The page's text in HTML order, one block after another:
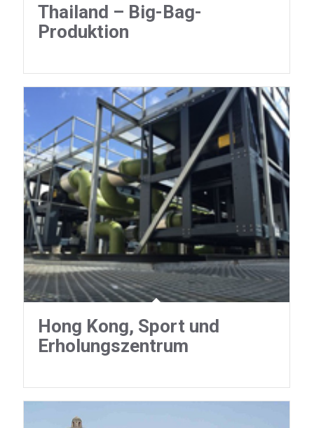
Thailand – Big-Bag-
Produktion
Hong Kong, Sport und
Erholungszentrum